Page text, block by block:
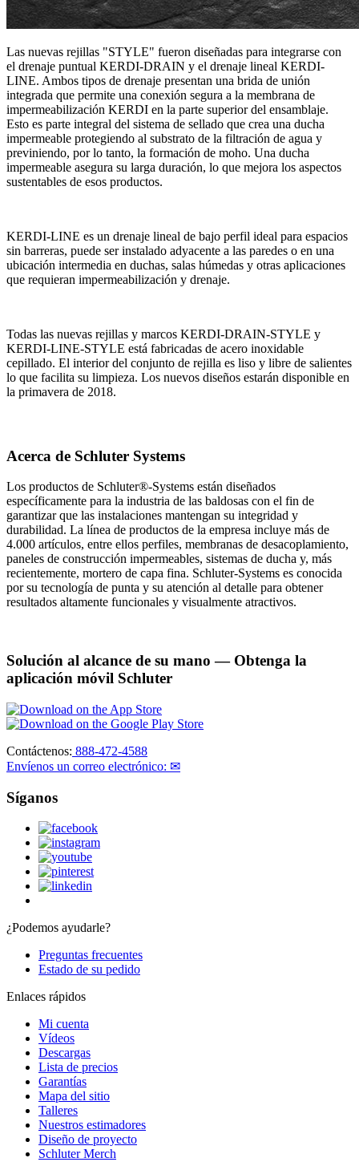
Las nuevas rejillas "STYLE" fueron diseñadas para integrarse con
el drenaje puntual KERDI-DRAIN y el drenaje lineal KERDI-
LINE. Ambos tipos de drenaje presentan una brida de unión
integrada que permite una conexión segura a la membrana de
impermeabilización KERDI en la parte superior del ensamblaje.
Esto es parte integral del sistema de sellado que crea una ducha
impermeable protegiendo al substrato de la filtración de agua y
previniendo, por lo tanto, la formación de moho. Una ducha
impermeable asegura su larga duración, lo que mejora los aspectos
sustentables de esos productos.
KERDI-LINE es un drenaje lineal de bajo perfil ideal para espacios
sin barreras, puede ser instalado adyacente a las paredes o en una
ubicación intermedia en duchas, salas húmedas y otras aplicaciones
que requieran impermeabilización y drenaje.
Todas las nuevas rejillas y marcos KERDI-DRAIN-STYLE y
KERDI-LINE-STYLE está fabricadas de acero inoxidable
cepillado. El interior del conjunto de rejilla es liso y libre de salientes
lo que facilita su limpieza. Los nuevos diseños estarán disponible en
la primavera de 2018.
Acerca de Schluter Systems
Los productos de Schluter®-Systems están diseñados
específicamente para la industria de las baldosas con el fin de
garantizar que las instalaciones mantengan su integridad y
durabilidad. La línea de productos de la empresa incluye más de
4.000 artículos, entre ellos perfiles, membranas de desacoplamiento,
paneles de construcción impermeables, sistemas de ducha y, más
recientemente, mortero de capa fina. Schluter-Systems es conocida
por su tecnología de punta y su atención al detalle para obtener
resultados altamente funcionales y visualmente atractivos.
Solución al alcance de su mano — Obtenga la
aplicación móvil Schluter
Contáctenos: 888-472-4588
Envíenos un correo electrónico: ✉
Síganos
¿Podemos ayudarle?
Preguntas frecuentes
Estado de su pedido
Enlaces rápidos
Mi cuenta
Vídeos
Descargas
Lista de precios
Garantías
Mapa del sitio
Talleres
Nuestros estimadores
Diseño de proyecto
Schluter Merch